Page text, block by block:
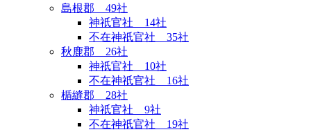
島根郡 49社
神祇官社 14社
不在神祇官社 35社
秋鹿郡 26社
神祇官社 10社
不在神祇官社 16社
楯縫郡 28社
神祇官社 9社
不在神祇官社 19社